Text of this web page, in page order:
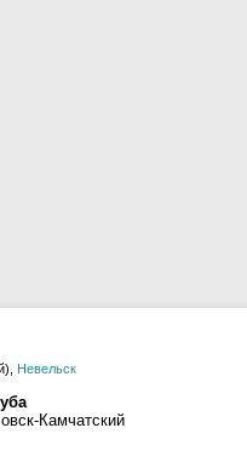
Невельск
Камчатский